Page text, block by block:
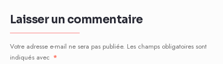
Laisser un commentaire
Votre adresse e-mail ne sera pas publiée. Les champs obligatoires sont
indiqués avec *